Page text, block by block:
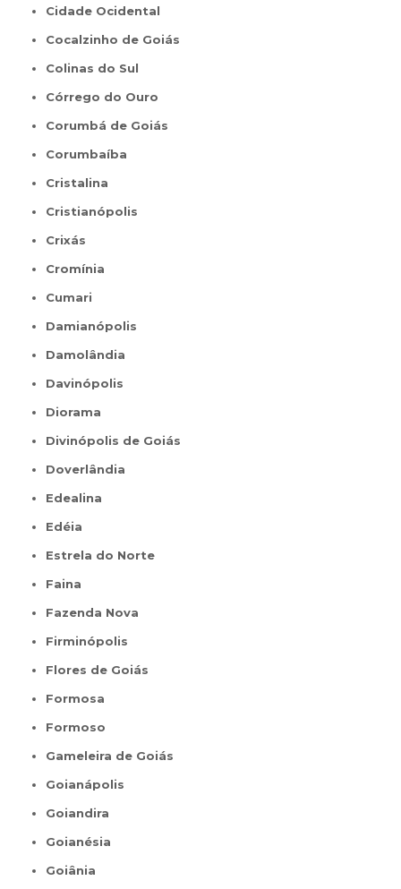
Cidade Ocidental
Cocalzinho de Goiás
Colinas do Sul
Córrego do Ouro
Corumbá de Goiás
Corumbaíba
Cristalina
Cristianópolis
Crixás
Cromínia
Cumari
Damianópolis
Damolândia
Davinópolis
Diorama
Divinópolis de Goiás
Doverlândia
Edealina
Edéia
Estrela do Norte
Faina
Fazenda Nova
Firminópolis
Flores de Goiás
Formosa
Formoso
Gameleira de Goiás
Goianápolis
Goiandira
Goianésia
Goiânia